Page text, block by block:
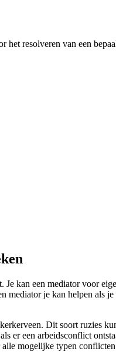
resolveren van een
kan een mediator voor
je kan helpen als
Dit soort ruzies
er een arbeidsconflict
mogelijke typen